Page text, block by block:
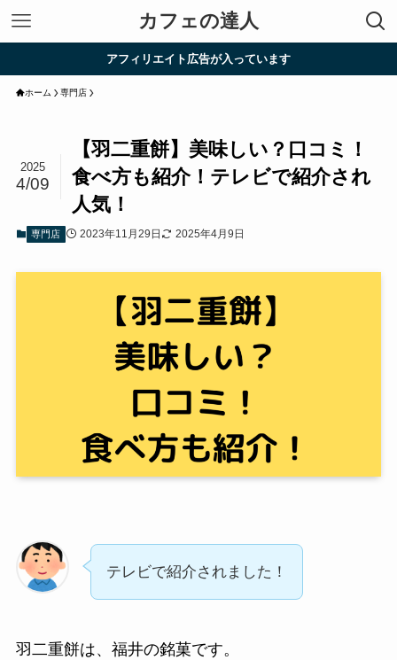
カフェの達人
アフィリエイト広告が入っています
ホーム 専門店
【羽二重餅】美味しい？口コミ！
食べ方も紹介！テレビで紹介され
人気！
2025
4/09
専門店 2023年11月29日 2025年4月9日
テレビで紹介されました！
羽二重餅は、福井の銘菓です。